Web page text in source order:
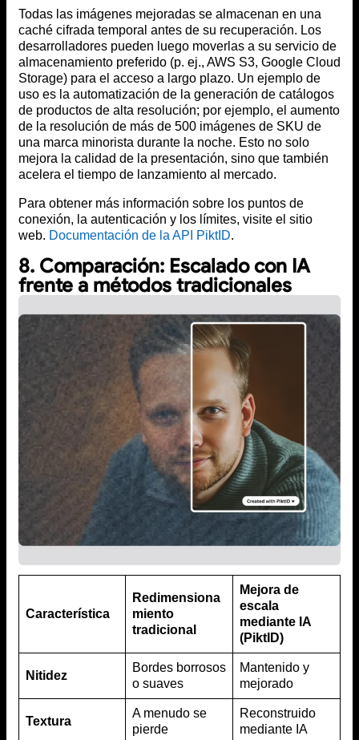
Todas las imágenes mejoradas se almacenan en una
caché cifrada temporal antes de su recuperación. Los
desarrolladores pueden luego moverlas a su servicio de
almacenamiento preferido (p. ej., AWS S3, Google Cloud
Storage) para el acceso a largo plazo. Un ejemplo de
uso es la automatización de la generación de catálogos
de productos de alta resolución; por ejemplo, el aumento
de la resolución de más de 500 imágenes de SKU de
una marca minorista durante la noche. Esto no solo
mejora la calidad de la presentación, sino que también
acelera el tiempo de lanzamiento al mercado.
Para obtener más información sobre los puntos de
conexión, la autenticación y los límites, visite el sitio
web. Documentación de la API PiktID.
8. Comparación: Escalado con IA
frente a métodos tradicionales
Característica
Redimensiona
miento
tradicional
Mejora de
escala
mediante IA
(PiktID)
Nitidez
Bordes borrosos
o suaves
Mantenido y
mejorado
Textura
A menudo se
pierde
Reconstruido
mediante IA